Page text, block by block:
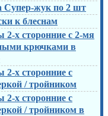
Супер-жук по 2 шт
к блеснам
2-х сторонние с 2-мя
крючками в
2-х сторонние с
/ тройником
2-х сторонние с
/ тройником в